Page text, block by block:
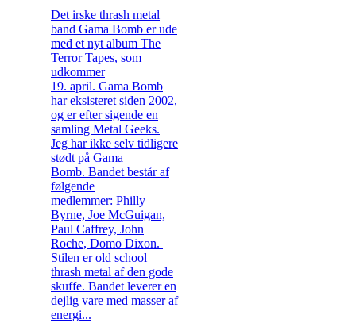
Det irske thrash metal
band Gama Bomb er ude
med et nyt album The
Terror Tapes, som
udkommer
19. april. Gama Bomb
har eksisteret siden 2002,
og er efter sigende en
samling Metal Geeks.
Jeg har ikke selv tidligere
stødt på Gama
Bomb. Bandet består af
følgende
medlemmer: Philly
Byrne, Joe McGuigan,
Paul Caffrey, John
Roche, Domo Dixon.
Stilen er old school
thrash metal af den gode
skuffe. Bandet leverer en
dejlig vare med masser af
energi...